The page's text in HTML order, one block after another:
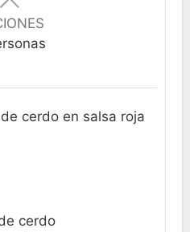
cerdo en salsa roja
cerdo